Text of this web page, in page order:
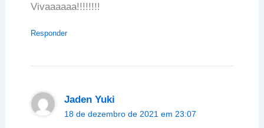
Vivaaaaaa!!!!!!!!
Responder
Jaden Yuki
18 de dezembro de 2021 em 23:07